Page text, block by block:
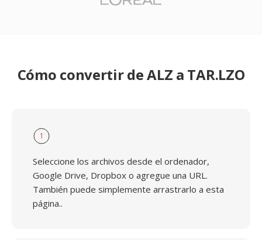
Cómo convertir de ALZ a TAR.LZO
1
Seleccione los archivos desde el ordenador,
Google Drive, Dropbox o agregue una URL.
También puede simplemente arrastrarlo a esta
página..